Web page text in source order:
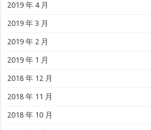
2019 年 4 月
2019 年 3 月
2019 年 2 月
2019 年 1 月
2018 年 12 月
2018 年 11 月
2018 年 10 月